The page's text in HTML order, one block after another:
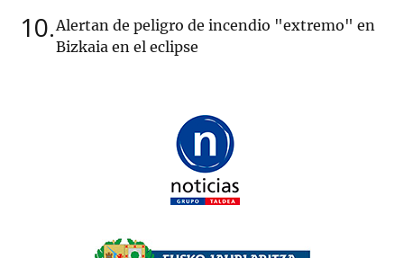
10 Alertan de peligro de incendio "extremo" en
Bizkaia en el eclipse